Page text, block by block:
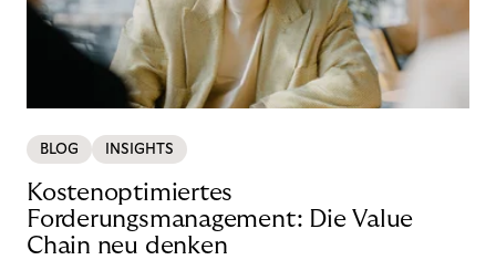
BLOG INSIGHTS
Kostenoptimiertes
Forderungsmanagement: Die Value
Chain neu denken